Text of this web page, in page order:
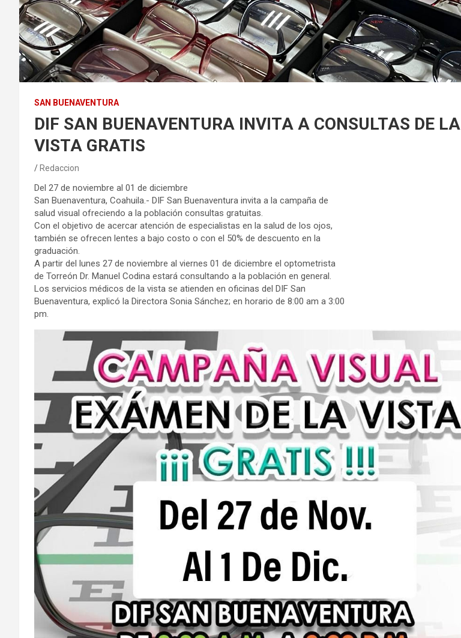
SAN BUENAVENTURA
DIF SAN BUENAVENTURA INVITA A CONSULTAS DE LA
VISTA GRATIS
Redaccion
Del 27 de noviembre al 01 de diciembre
San Buenaventura, Coahuila.- DIF San Buenaventura invita a la campaña de
salud visual ofreciendo a la población consultas gratuitas.
Con el objetivo de acercar atención de especialistas en la salud de los ojos,
también se ofrecen lentes a bajo costo o con el 50% de descuento en la
graduación.
A partir del lunes 27 de noviembre al viernes 01 de diciembre el optometrista
de Torreón Dr. Manuel Codina estará consultando a la población en general.
Los servicios médicos de la vista se atienden en oficinas del DIF San
Buenaventura, explicó la Directora Sonia Sánchez; en horario de 8:00 am a 3:00
pm.